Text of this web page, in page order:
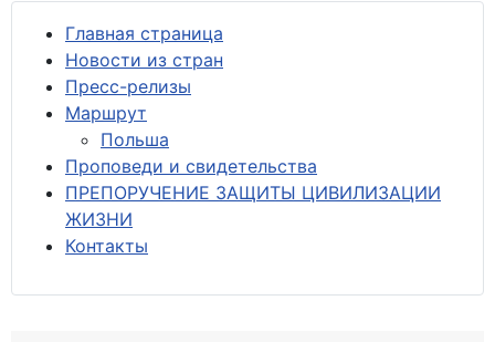
Главная страница
Новости из стран
Пресс-релизы
Маршрут
Польша
Проповеди и свидетельства
ПРЕПОРУЧЕНИЕ ЗАЩИТЫ ЦИВИЛИЗАЦИИ
ЖИЗНИ
Контакты